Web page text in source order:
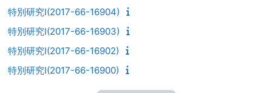
特別研究I(2017-66-16904)
特別研究I(2017-66-16903)
特別研究I(2017-66-16902)
特別研究I(2017-66-16900)